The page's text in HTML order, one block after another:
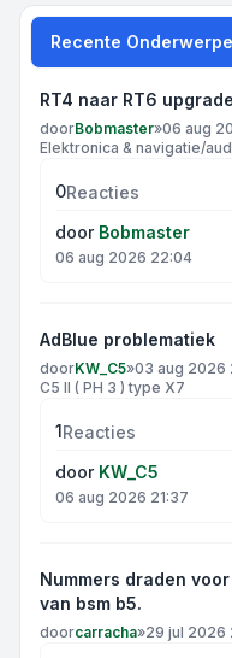
Recente
RT4 naar RT6 upgrade
doorBobmaster»06 aug
Elektronica & navigatie/
0Reacties
door Bobmaster
06 aug 2026 22:04
AdBlue problematiek
doorKW_C5»03 aug 2026
C5 II ( PH 3 ) type X7
1Reacties
door KW_C5
06 aug 2026 21:37
Nummers draden
van bsm b5.
doorcarracha»29 jul 2026